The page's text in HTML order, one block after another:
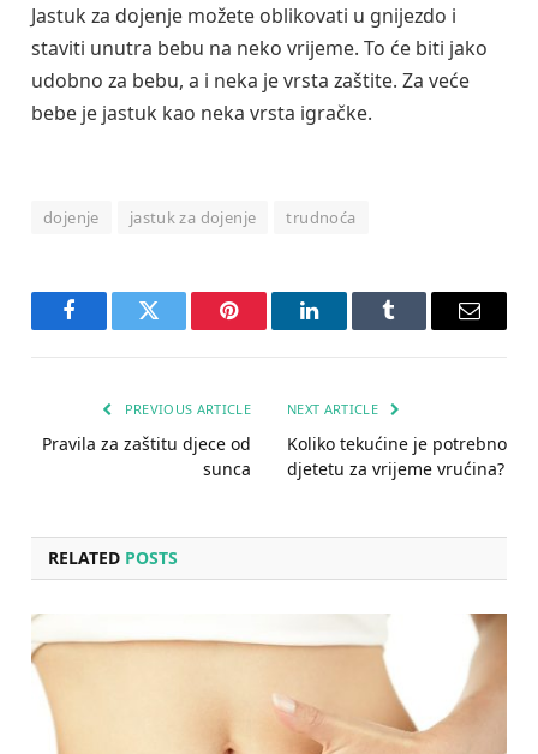
Jastuk za dojenje možete oblikovati u gnijezdo i
staviti unutra bebu na neko vrijeme. To će biti jako
udobno za bebu, a i neka je vrsta zaštite. Za veće
bebe je jastuk kao neka vrsta igračke.
dojenje jastuk za dojenje trudnoća
FacebookTwitter Pinterest LinkedInTumblr Email
PREVIOUS ARTICLE
Pravila za zaštitu djece od
sunca
NEXT ARTICLE
Koliko tekućine je potrebno
djetetu za vrijeme vrućina?
RELATED POSTS